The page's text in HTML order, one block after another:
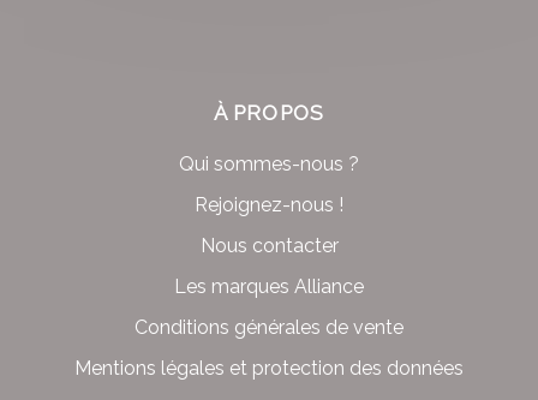
À PROPOS
Qui sommes-nous ?
Rejoignez-nous !
Nous contacter
Les marques Alliance
Conditions générales de vente
Mentions légales et protection des données